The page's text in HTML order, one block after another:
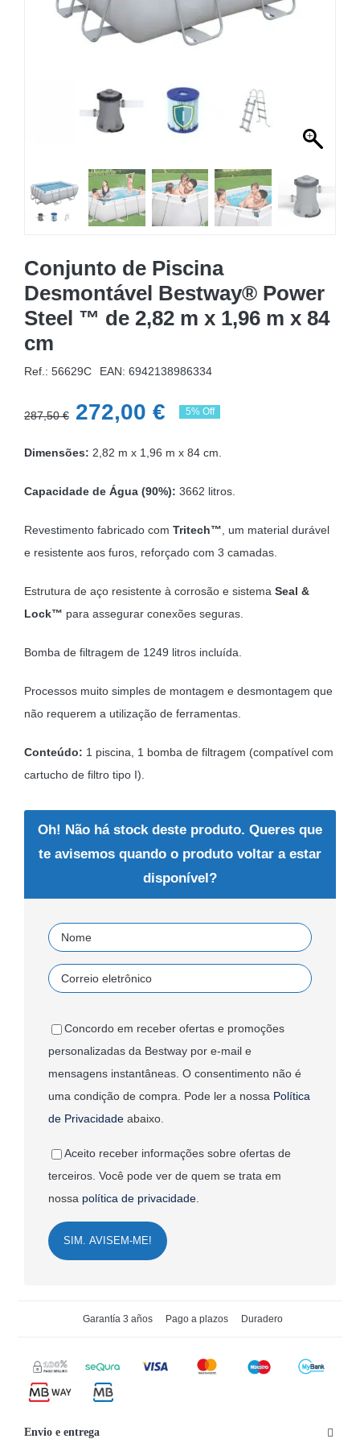
MOBILIÁRIO INSUFLÁVEL
PEÇAS DE SUBSTITUIÇÃO PARA PISCINAS
Conjunto de Piscina
Desmontável Bestway® Power
Steel ™ de 2,82 m x 1,96 m x 84
cm
Ref.: 56629C EAN: 6942138986334
287,50€ O
original
era:
272,00 €O
atual
é:
5% Off
Dimensões: 2,82 m x 1,96 m x 84 cm.
Capacidade de Água (90%): 3662 litros.
Revestimento fabricado com Tritech™ , um material durável
e resistente aos furos, reforçado com 3 camadas.
Estrutura de aço resistente à corrosão e sistema Seal &
Lock™ para assegurar conexões seguras.
Bomba de filtragem de 1249 litros incluída.
Processos muito simples de montagem e desmontagem que
não requerem a utilização de ferramentas.
Conteúdo: 1 piscina, 1 bomba de filtragem (compatível com
cartucho de filtro tipo I).
Oh! Não há stock deste produto. Queres que
te avisemos quando o produto voltar a estar
disponível?
Concordo em receber ofertas e promoções
personalizadas da Bestway por e-mail e
mensagens instantâneas. O consentimento não é
uma condição de compra. Pode ler a nossa Política
de Privacidadeabaixo.
Aceito receber informações sobre ofertas de
terceiros. Você pode ver de quem se trata em
nossa política de privacidade.
SIM. AVISEM-ME!
Garantía 3 años Pago a plazos Duradero
Envio e entrega